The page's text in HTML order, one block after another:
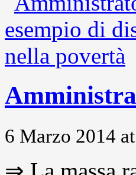
6 Marzo 2014